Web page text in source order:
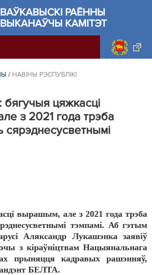
ВАЎКАВЫСКІ РАЁННЫ
ВЫКАНАЎЧЫ КАМІТЭТ
/ НАВIНЫ РЭСПУБЛIКI
цяжкасці
з 2021 года трэба
сярэднесусветнымі
вырашым, але з 2021 года трэба
тэмпамі. Аб гэтым
Аляксандр Лукашэнка заявіў
з кіраўніцтвам Нацыянальнага
прыняцця кадравых рашэнняў,
БЕЛТА.